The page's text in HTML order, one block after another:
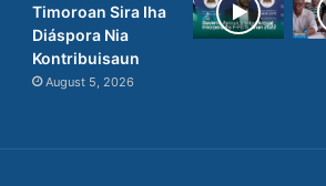
Timoroan Sira Iha
Diáspora Nia
Kontribuisaun
August 5, 2026